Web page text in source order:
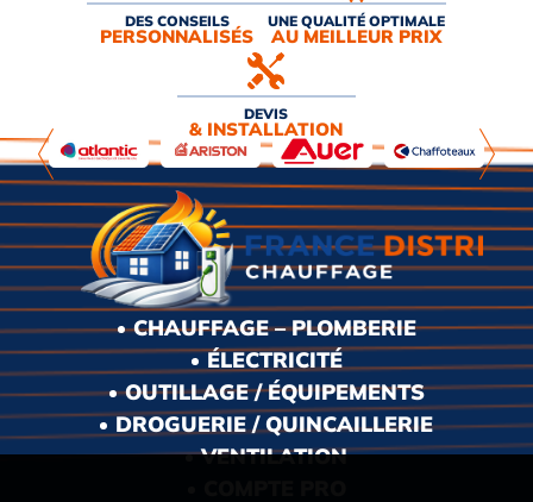
DES CONSEILS
PERSONNALISÉS
UNE QUALITÉ OPTIMALE
AU MEILLEUR PRIX
DEVIS
& INSTALLATION
CHAUFFAGE – PLOMBERIE
ÉLECTRICITÉ
OUTILLAGE / ÉQUIPEMENTS
DROGUERIE / QUINCAILLERIE
VENTILATION